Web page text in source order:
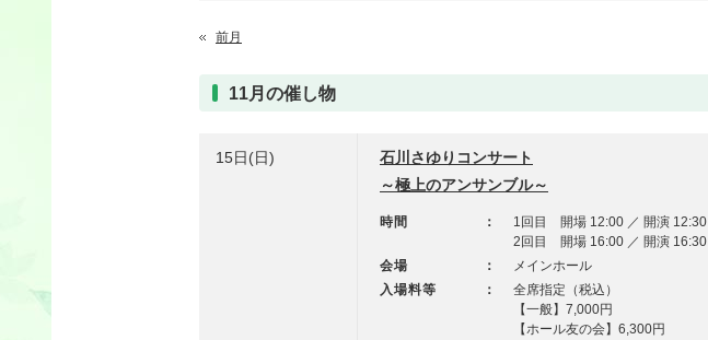
前月
11月の催し物
15日(日)
石川さゆりコンサート
～極上のアンサンブル～
時間 ：
1回目 開場 12:00 ／ 開演 12:30
2回目 開場 16:00 ／ 開演 16:30
会場
：
メインホール
入場料等
：
全席指定（税込）
【一般】7,000円
【ホール友の会】6,300円